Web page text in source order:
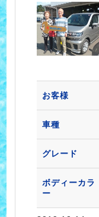
お客様
車種
グレード
ボディーカラ
ー